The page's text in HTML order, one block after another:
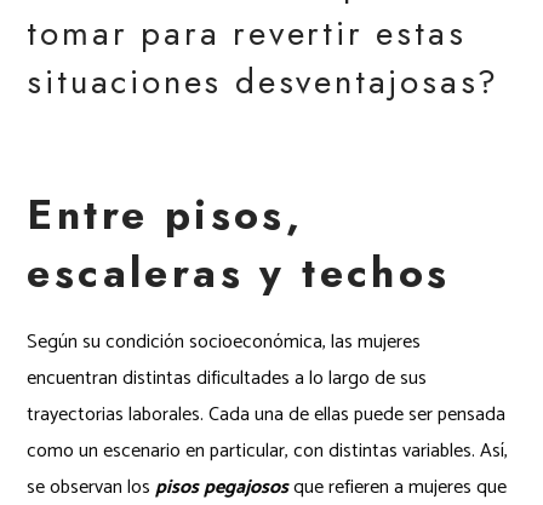
tomar para revertir estas
situaciones desventajosas?
Entre pisos,
escaleras y techos
Según su condición socioeconómica, las mujeres
encuentran distintas dificultades a lo largo de sus
trayectorias laborales. Cada una de ellas puede ser pensada
como un escenario en particular, con distintas variables. Así,
se observan lospisos pegajososque refieren a mujeres que